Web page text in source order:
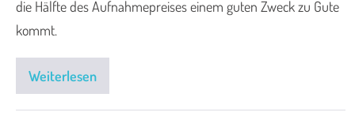
die Hälfte des Aufnahmepreises einem guten Zweck zu Gute
kommt.
Weiterlesen